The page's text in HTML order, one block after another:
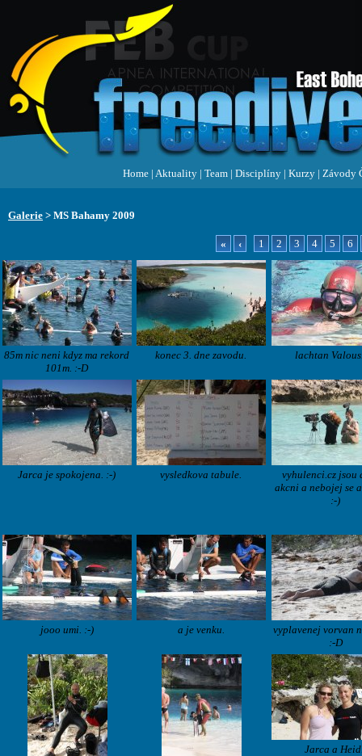
Home | Aktuality | Team | Disciplíny | Kurzy | Závody
Galerie > MS Bahamy 2009
« ‹ 1 2 3 4 5 6
85m nic neni kdyz ma rekord
101m. :-D
konec 3. dne zavodu. lachtan
Jarca je spokojena. :-) vysledkova tabule.
vyhulenci.cz jsou
akcni a nebojej se
:-)
jooo umi. :-) a je venku.
vyplavenej vorvan
:-D
Jarca a